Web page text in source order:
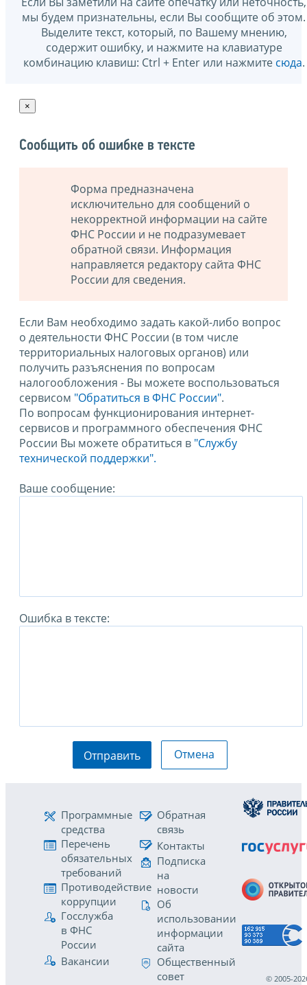
мы будем признательны, если Вы сообщите об этом.
Выделите текст, который, по Вашему мнению,
содержит ошибку, и нажмите на клавиатуре
комбинацию клавиш: Ctrl + Enter или нажмите сюда.
×
Сообщить об ошибке в тексте
Форма предназначена
исключительно для сообщений о
некорректной информации на сайте
ФНС России и не подразумевает
обратной связи. Информация
направляется редактору сайта ФНС
России для сведения.
Если Вам необходимо задать какой-либо вопрос
о деятельности ФНС России (в том числе
территориальных налоговых органов) или
получить разъяснения по вопросам
налогообложения - Вы можете воспользоваться
сервисом "Обратиться в ФНС России".
По вопросам функционирования интернет-
сервисов и программного обеспечения ФНС
России Вы можете обратиться в "Службу
технической поддержки".
Ваше сообщение:
Ошибка в тексте:
Отправить Отмена
Программные
средства
Перечень
обязательных
требований
Противодействие
коррупции
Госслужба
в ФНС
России
Вакансии
Обратная
связь
Контакты
Подписка
на
новости
Об
использовании
информации
сайта
Общественный
совет
© 2005-